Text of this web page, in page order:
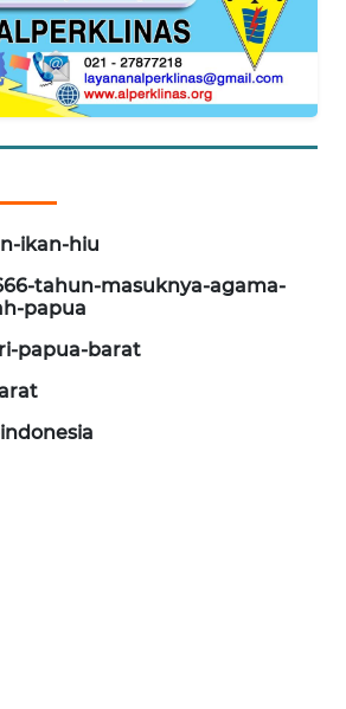
ikan-hiu
tahun-masuknya-agama-
papua
papua-barat